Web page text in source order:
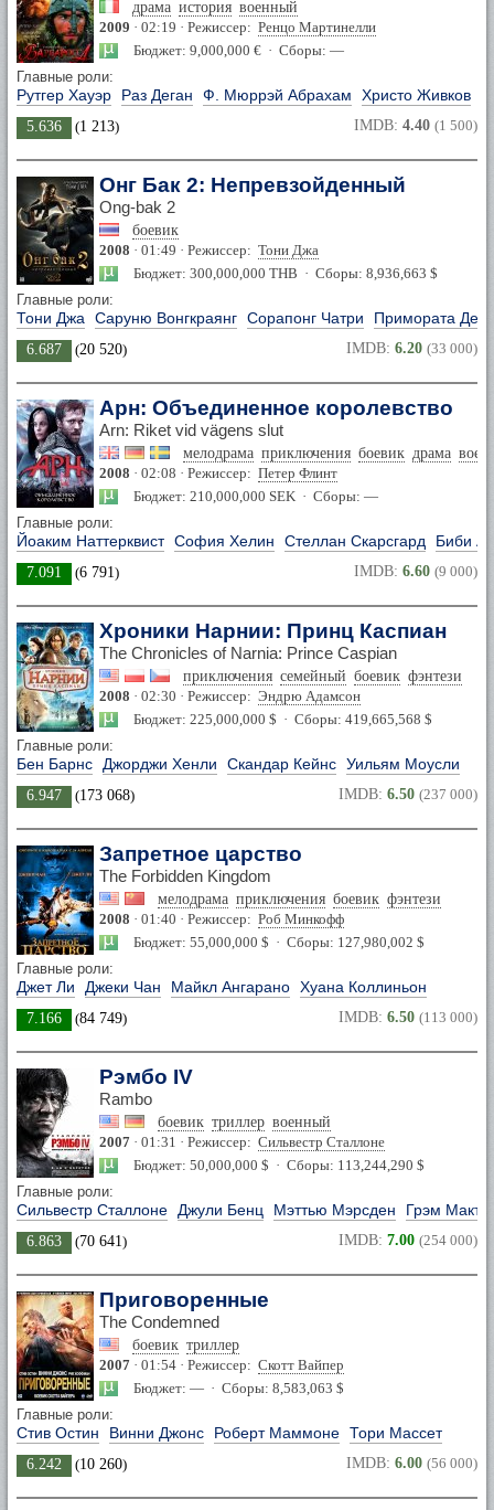
драма история военный
2009 · 02:19 · Режиссер: Ренцо Мартинелли
Бюджет: 9,000,000 € · Сборы: —
Главные роли:
Рутгер Хауэр Раз Деган Ф. Мюррэй Абрахам Христо Живков
5.636 (1 213) IMDB: 4.40 (1 500)
Онг Бак 2: Непревзойденный
Ong-bak 2
боевик
2008 · 01:49 · Режиссер: Тони Джа
Бюджет: 300,000,000 THB · Сборы: 8,936,663 $
Главные роли:
Тони Джа Саруню Вонгкраянг Сорапонг Чатри Примората
6.687 (20 520) IMDB: 6.20 (33 000)
Арн: Объединенное королевство
Arn: Riket vid vägens slut
мелодрама приключения боевик драма
2008 · 02:08 · Режиссер: Петер Флинт
Бюджет: 210,000,000 SEK · Сборы: —
Главные роли:
Йоаким Наттерквист София Хелин Стеллан Скарсгард Биби
7.091 (6 791) IMDB: 6.60 (9 000)
Хроники Нарнии: Принц Каспиан
The Chronicles of Narnia: Prince Caspian
приключения семейный боевик фэнтези
2008 · 02:30 · Режиссер: Эндрю Адамсон
Бюджет: 225,000,000 $ · Сборы: 419,665,568 $
Главные роли:
Бен Барнс Джорджи Хенли Скандар Кейнс Уильям Моусли
6.947 (173 068) IMDB: 6.50 (237 000)
Запретное царство
The Forbidden Kingdom
мелодрама приключения боевик фэнтези
2008 · 01:40 · Режиссер: Роб Минкофф
Бюджет: 55,000,000 $ · Сборы: 127,980,002 $
Главные роли:
Джет Ли Джеки Чан Майкл Ангарано Хуана Коллиньон
7.166 (84 749) IMDB: 6.50 (113 000)
Рэмбо IV
Rambo
боевик триллер военный
2007 · 01:31 · Режиссер: Сильвестр Сталлоне
Бюджет: 50,000,000 $ · Сборы: 113,244,290 $
Главные роли:
Сильвестр Сталлоне Джули Бенц Мэттью Мэрсден Грэм
6.863 (70 641) IMDB: 7.00 (254 000)
Приговоренные
The Condemned
боевик триллер
2007 · 01:54 · Режиссер: Скотт Вайпер
Бюджет: — · Сборы: 8,583,063 $
Главные роли:
Стив Остин Винни Джонс Роберт Маммоне Тори Массет
6.242 (10 260) IMDB: 6.00 (56 000)